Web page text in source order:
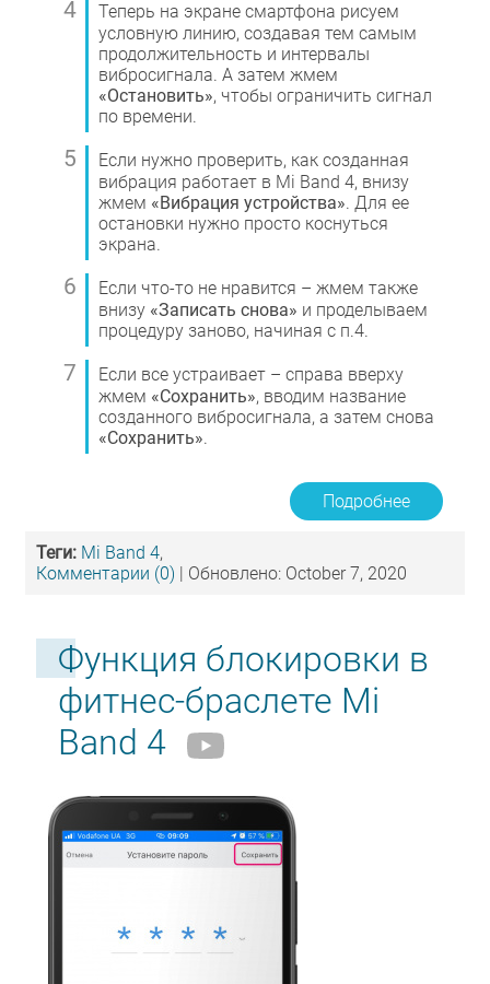
Теперь на экране смартфона рисуем
условную линию, создавая тем самым
продолжительность и интервалы
вибросигнала. А затем жмем
«Остановить», чтобы ограничить сигнал
по времени.
Если нужно проверить, как созданная
вибрация работает в Mi Band 4, внизу
жмем «Вибрация устройства». Для ее
остановки нужно просто коснуться
экрана.
Если что-то не нравится – жмем также
внизу «Записать снова» и проделываем
процедуру заново, начиная с п.4.
Если все устраивает – справа вверху
жмем «Сохранить», вводим название
созданного вибросигнала, а затем снова
«Сохранить».
Подробнее
Теги: Mi Band 4,
Комментарии (0) | Обновлено: October 7, 2020
Функция блокировки в
фитнес-браслете Mi
Band 4